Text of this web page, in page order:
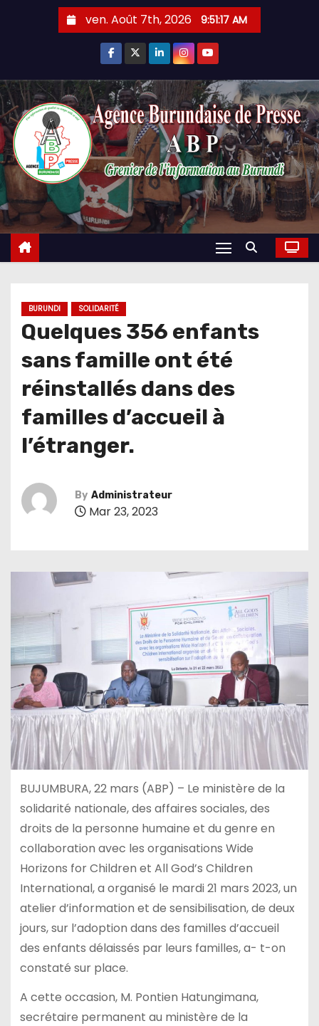
ven. Août 7th, 2026 9:51:18 AM
BURUNDI SOLIDARITÉ
Quelques 356 enfants
sans famille ont été
réinstallés dans des
familles d’accueil à
l’étranger.
By Administrateur
Mar 23, 2023
BUJUMBURA, 22 mars (ABP) – Le ministère de la
solidarité nationale, des affaires sociales, des
droits de la personne humaine et du genre en
collaboration avec les organisations Wide
Horizons for Children et All God’s Children
International, a organisé le mardi 21 mars 2023, un
atelier d’information et de sensibilisation, de deux
jours, sur l’adoption dans des familles d’accueil
des enfants délaissés par leurs familles, a- t-on
constaté sur place.
A cette occasion, M. Pontien Hatungimana,
secrétaire permanent au ministère de la